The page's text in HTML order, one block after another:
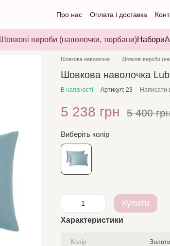
Про нас
Оплата і доставка
Шовкові вироби (наволочки, тюрбани)Набори
Шовкова наволочка Шовкові вироби
Шовкова наволочка
В наявності Артикул: 23 Написати
5 238 грн 5 400
Виберіть колір
Купити
Характеристики
Колір